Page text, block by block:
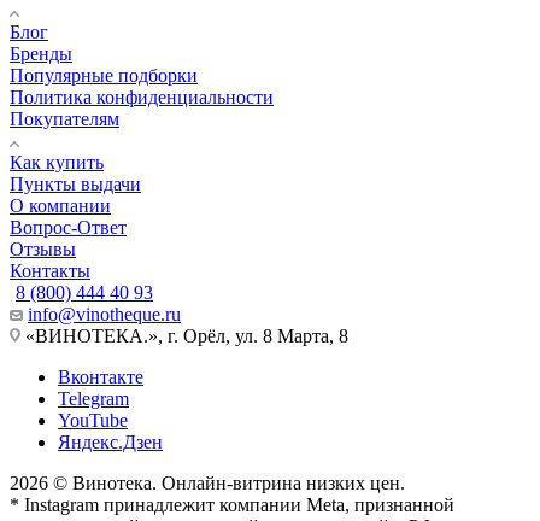
Блог
Бренды
Популярные подборки
Политика конфиденциальности
Покупателям
Как купить
Пункты выдачи
О компании
Вопрос-Ответ
Отзывы
Контакты
8 (800) 444 40 93
info@vinotheque.ru
«ВИНОТЕКА.», г. Орёл, ул. 8 Марта, 8
Вконтакте
Telegram
YouTube
Яндекс.Дзен
2026 © Винотека. Онлайн-витрина низких цен.
* Instagram принадлежит компании Meta, признанной